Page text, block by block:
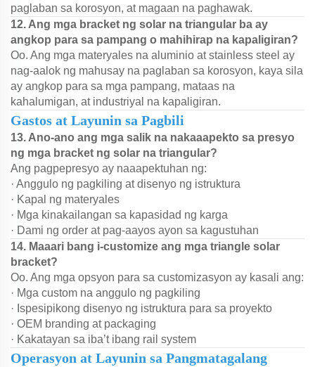
paglaban sa korosyon, at magaan na paghawak.
12. Ang mga bracket ng solar na triangular ba ay
angkop para sa pampang o mahihirap na kapaligiran?
Oo. Ang mga materyales na aluminio at stainless steel ay
nag-aalok ng mahusay na paglaban sa korosyon, kaya sila
ay angkop para sa mga pampang, mataas na
kahalumigan, at industriyal na kapaligiran.
Gastos at Layunin sa Pagbili
13. Ano-ano ang mga salik na nakaaapekto sa presyo
ng mga bracket ng solar na triangular?
Ang pagpepresyo ay naaapektuhan ng:
· Anggulo ng pagkiling at disenyo ng istruktura
· Kapal ng materyales
· Mga kinakailangan sa kapasidad ng karga
· Dami ng order at pag-aayos ayon sa kagustuhan
14. Maaari bang i-customize ang mga triangle solar
bracket?
Oo. Ang mga opsyon para sa customizasyon ay kasali ang:
· Mga custom na anggulo ng pagkiling
· Ispesipikong disenyo ng istruktura para sa proyekto
· OEM branding at packaging
· Kakatayan sa iba’t ibang rail system
Operasyon at Layunin sa Pangmatagalang